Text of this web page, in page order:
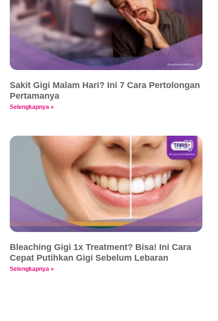
Sakit Gigi Malam Hari? Ini 7 Cara Pertolongan
Pertamanya
Selengkapnya »
Bleaching Gigi 1x Treatment? Bisa! Ini Cara
Cepat Putihkan Gigi Sebelum Lebaran
Selengkapnya »